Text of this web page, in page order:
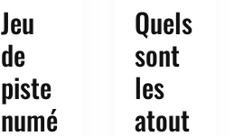
Jeu
de
piste
numé
Quels
sont
les
atout